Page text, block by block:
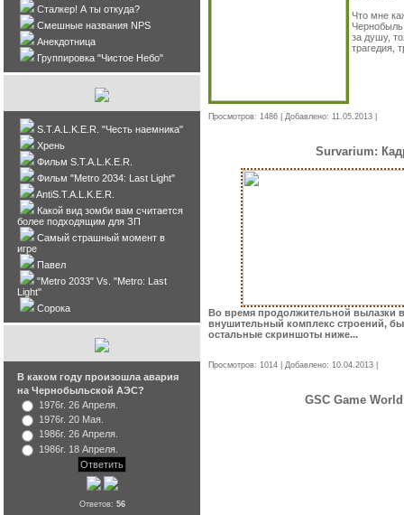
Что мне
за душу,
трагедия,
Просмотров: 1486 | Добавлено: 11.05.2013
Survarium:
Во время продолжительной вылазки
внушительный комплекс строений,
остальные скриншоты ниже...
Просмотров: 1014 | Добавлено: 10.04.2013
GSC Game
Сталкер! А ты откуда?
Смешные названия NPS
Анекдотница
Группировка "Чистое Небо"
S.T.A.L.K.E.R. "Честь наемника"
Хрень
Фильм S.T.A.L.K.E.R.
Фильм "Metro 2034: Last Light"
AntiS.T.A.L.K.E.R.
Какой вид зомби вам считается
более подходящим для ЗП
Самый страшный момент в
игре
Павел
"Metro 2033" Vs. "Metro: Last
Light"
Сорока
В каком году произошла авария
на Чернобыльской АЭС?
1976г. 26 Апреля.
1976г. 20 Мая.
1986г. 26 Апреля.
1986г. 18 Апреля.
Ответов: 56